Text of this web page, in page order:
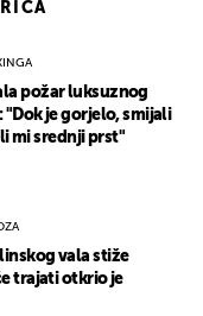
požar luksuznog
"Dok je gorjelo, smijali
mi srednji prst"
vala stiže
trajati otkrio je